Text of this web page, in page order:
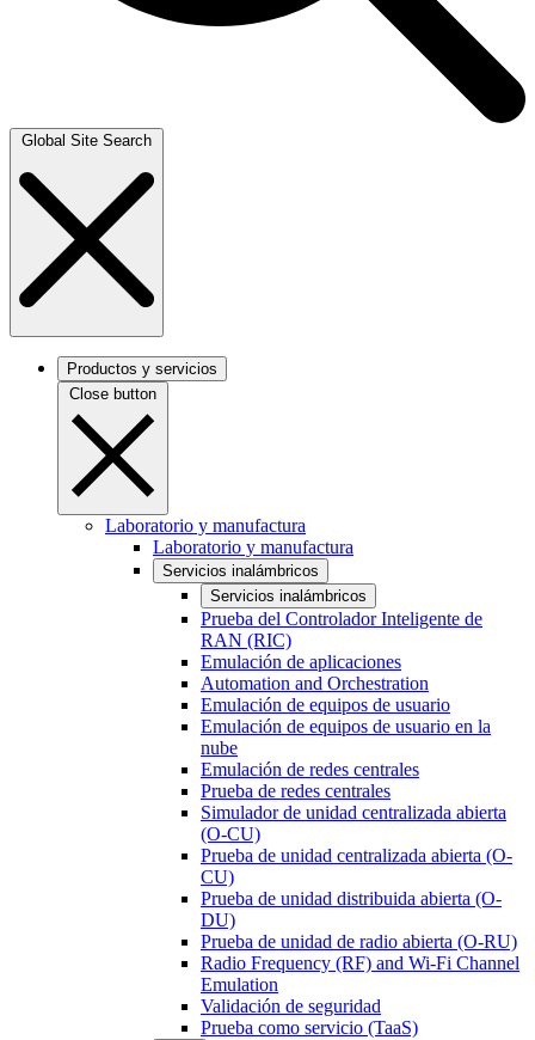
Global Site Search
Productos y servicios
Close button
Laboratorio y manufactura
Laboratorio y manufactura
Servicios inalámbricos
Servicios inalámbricos
Prueba del Controlador Inteligente de
RAN (RIC)
Emulación de aplicaciones
Automation and Orchestration
Emulación de equipos de usuario
Emulación de equipos de usuario en la
nube
Emulación de redes centrales
Prueba de redes centrales
Simulador de unidad centralizada abierta
(O-CU)
Prueba de unidad centralizada abierta (O-
CU)
Prueba de unidad distribuida abierta (O-
DU)
Prueba de unidad de radio abierta (O-RU)
Radio Frequency (RF) and Wi-Fi Channel
Emulation
Validación de seguridad
Prueba como servicio (TaaS)